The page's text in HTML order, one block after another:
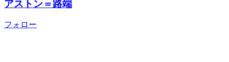
アストン＝路端
フォロー